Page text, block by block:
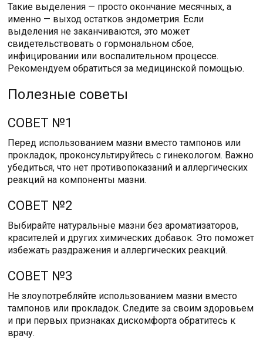
Такие выделения — просто окончание месячных, а
именно — выход остатков эндометрия. Если
выделения не заканчиваются, это может
свидетельствовать о гормональном сбое,
инфицировании или воспалительном процессе.
Рекомендуем обратиться за медицинской помощью.
Полезные советы
СОВЕТ №1
Перед использованием мазни вместо тампонов или
прокладок, проконсультируйтесь с гинекологом. Важно
убедиться, что нет противопоказаний и аллергических
реакций на компоненты мазни.
СОВЕТ №2
Выбирайте натуральные мазни без ароматизаторов,
красителей и других химических добавок. Это поможет
избежать раздражения и аллергических реакций.
СОВЕТ №3
Не злоупотребляйте использованием мазни вместо
тампонов или прокладок. Следите за своим здоровьем
и при первых признаках дискомфорта обратитесь к
врачу.